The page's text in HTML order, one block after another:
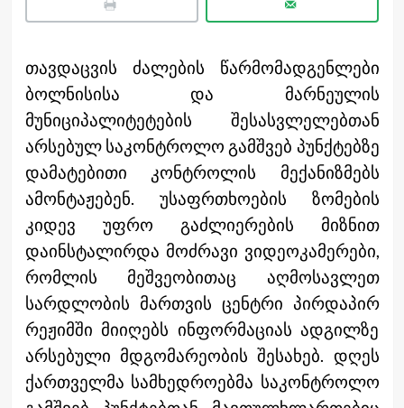
თავდაცვის ძალების წარმომადგენლები
ბოლნისისა და მარნეულის
მუნიციპალიტეტების შესასვლელებთან
არსებულ საკონტროლო გამშვებ პუნქტებზე
დამატებითი კონტროლის მექანიზმებს
ამონტაჟებენ. უსაფრთხოების ზომების
კიდევ უფრო გაძლიერების მიზნით
დაინსტალირდა მოძრავი ვიდეოკამერები,
რომლის მეშვეობითაც აღმოსავლეთ
სარდლობის მართვის ცენტრი პირდაპირ
რეჟიმში მიიღებს ინფორმაციას ადგილზე
არსებული მდგომარეობის შესახებ. დღეს
ქართველმა სამხედროებმა საკონტროლო